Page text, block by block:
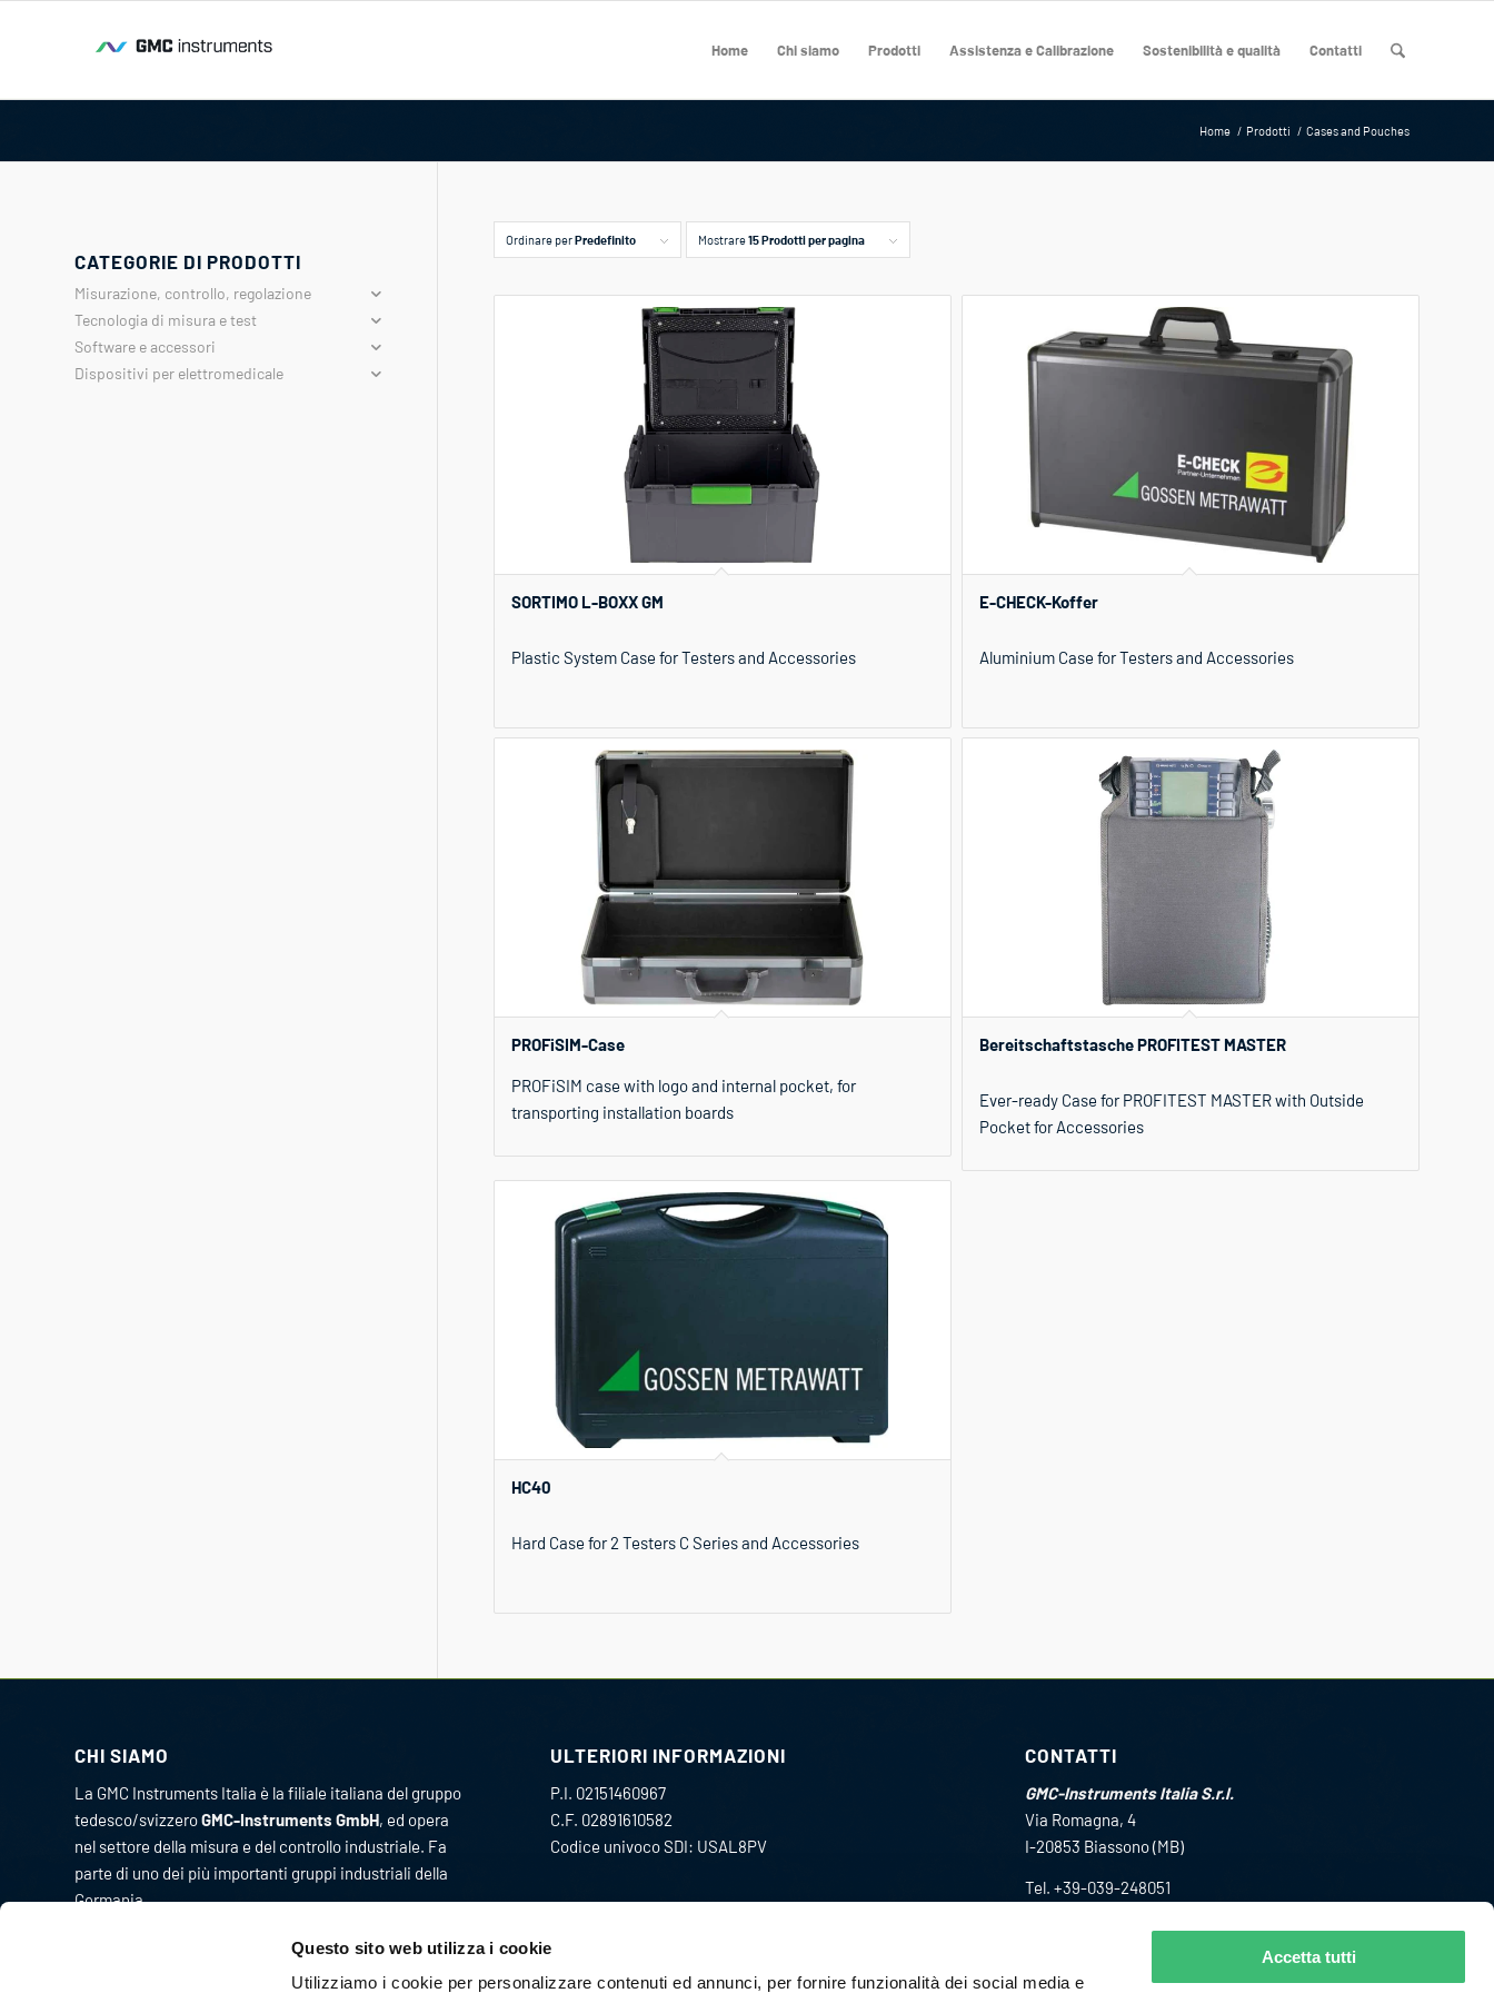
Questo sito web utilizza i cookie
Utilizziamo i cookie per personalizzare contenuti ed annunci, per fornire funzionalità dei social media e
Accetta tutti
Home Chi siamo Prodotti Assistenza e Calibrazione Sostenibilità e qualità Contatti
Home / Prodotti / Cases and Pouches
Ordinare perPredefinito Mostrare15 Prodotti per pagina
SORTIMO L-BOXX GM
Plastic System Case for Testers and Accessories
E-CHECK-Koffer
Aluminium Case for Testers and Accessories
PROFiSIM-Case
PROFiSIM case with logo and internal pocket, for
transporting installation boards
Bereitschaftstasche PROFITEST MASTER
Ever-ready Case for PROFITEST MASTER with Outside
Pocket for Accessories
HC40
Hard Case for 2 Testers C Series and Accessories
CATEGORIE DI PRODOTTI
Misurazione, controllo, regolazione
Tecnologia di misura e test
Software e accessori
Dispositivi per elettromedicale
CHI SIAMO
La GMC Instruments Italia è la filiale italiana del gruppo
tedesco/svizzeroGMC-Instruments GmbH, ed opera
nel settore della misura e del controllo industriale. Fa
parte di uno dei più importanti gruppi industriali della
Germania.
Originariamente l’attività di GMC Instruments ebbe
ULTERIORI INFORMAZIONI
P.I. 02151460967
C.F. 02891610582
Codice univoco SDI: USAL8PV
CONTATTI
GMC-Instruments Italia S.r.l.
Via Romagna, 4
I-20853 Biassono (MB)
Tel. +39-039-248051